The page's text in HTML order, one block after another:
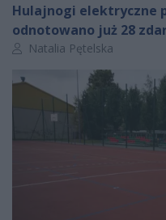
Hulajnogi elektryczne
odnotowano już 28
Autor artykułu:
Natalia Pętelska